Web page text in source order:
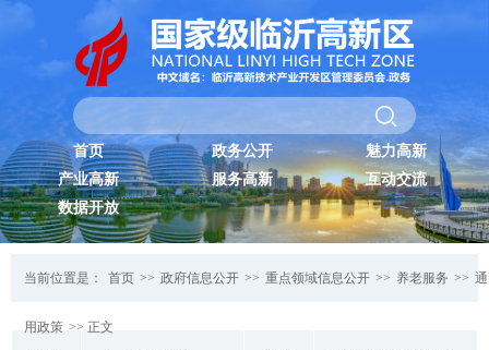
首页 政务公开
魅力高新
产业高新
服务高新
互动交流
数据开放
当前位置是： 首页 >> 政府信息公开 >> 重点领域信息公开 >> 养老服务 >> 通
用政策 >> 正文